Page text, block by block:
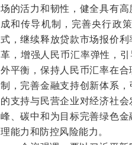
场的活力和韧性，健全具有
成和传导机制，完善央行政
式，继续释放贷款市场报价
革，增强人民币汇率弹性，
外平衡，保持人民币汇率在
制，完善金融支持创新体系
的支持与民营企业对经济社
峰、碳中和为目标完善绿色
理能力和防控风险能力。